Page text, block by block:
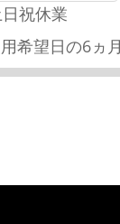
祝休業
希望日の6ヵ